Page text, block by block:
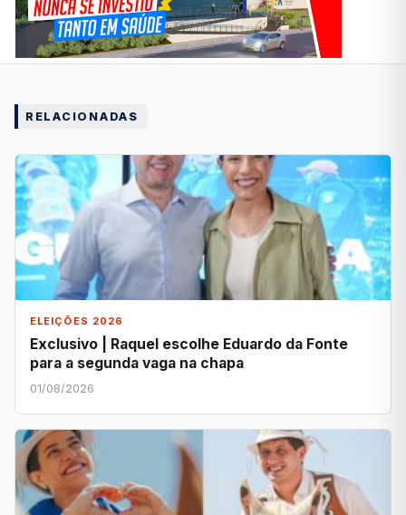
RELACIONADAS
ELEIÇÕES 2026
Exclusivo | Raquel escolhe Eduardo da Fonte
para a segunda vaga na chapa
01/08/2026